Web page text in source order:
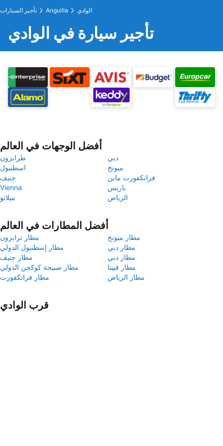
تأجير السيارات Anguilla الوادي
تأجير سيارة في الوادي
أفضل الوجهات في العالم
طرابزون
دبي
اسطنبول
ميونخ
جنيف
فرانكفورت ماين
Vienna
باريس
ميلانو
الرياض
أفضل المطارات في العالم
مطار ترابزون
مطار ميونخ
مطار إسطنبول الدولي
مطار دبي
مطار جنيف
مطار دبي
مطار صبيحة كوكجن الدولي
مطار فيينا
مطار فرانكفورت
مطار الرياض
قرب الوادي